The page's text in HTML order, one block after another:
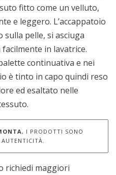
fitto come un velluto,
e leggero. L’accappatoio
sulla pelle, si asciuga
in lavatrice.
continuativa e nei
è tinto in capo quindi reso
ed esaltato nelle
, I PRODOTTI SONO
richiedi maggiori